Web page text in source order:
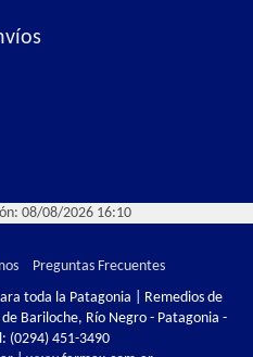
08/08/2026 16:10
Preguntas Frecuentes
toda la Patagonia | Remedios de
Bariloche, Río Negro - Patagonia -
(0294) 451-3490